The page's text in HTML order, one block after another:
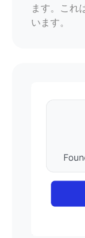
ます。これ
います。